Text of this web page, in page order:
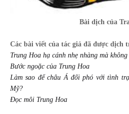
Bài dịch của
Các bài viết của tác giả đã được dịch
Trung Hoa hạ cánh nhẹ nhàng mà không
Bước ngoặc của Trung Hoa
Làm sao để châu Á đối phó với tình
Mỹ?
Đọc môi Trung Hoa